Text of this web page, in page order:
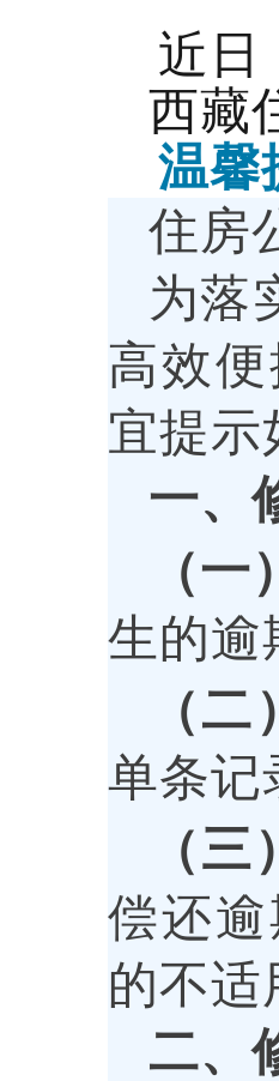
近日
西藏
温馨
住房
为落
高效
宜提示
一、
（
生的逾
（
单条记
（
偿还
的不适
二、